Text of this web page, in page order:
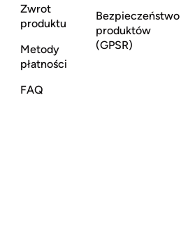
Zwrot
produktu
Metody
płatności
FAQ
Bezpieczeństwo
produktów
(GPSR)